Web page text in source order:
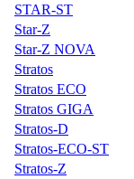
STAR-ST
Star-Z
Star-Z NOVA
Stratos
Stratos ECO
Stratos GIGA
Stratos-D
Stratos-ECO-ST
Stratos-Z